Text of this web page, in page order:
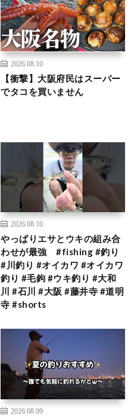
2026.08.10
【衝撃】大阪府民はスーパー
でタコを買いません
2026.08.10
やっぱりエサとウキの組み合
わせが最強 #fishing #釣り
#川釣り #オイカワ #オイカワ
釣り #毛鉤 #ウキ釣り #大和
川 #石川 #大阪 #藤井寺 #道明
寺 #shorts
2026.08.09